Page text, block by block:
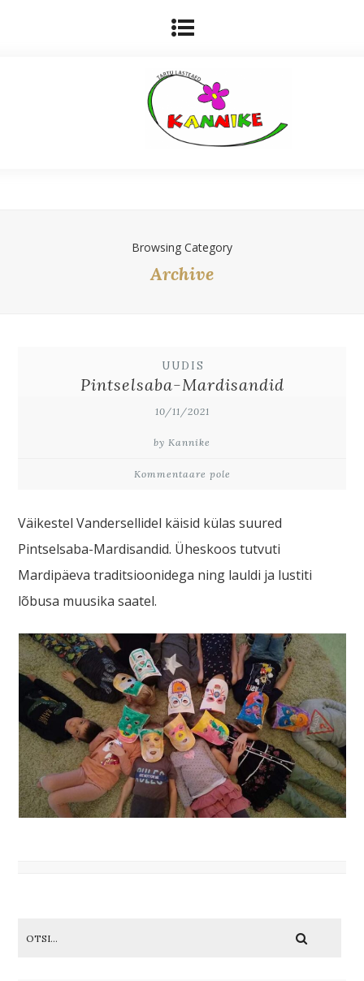
Browsing Category
Archive
UUDIS
Pintselsaba-Mardisandid
10/11/2021
by Kannike
Kommentaare pole
Väikestel Vandersellidel käisid külas suured
Pintselsaba-Mardisandid. Üheskoos tutvuti
Mardipäeva traditsioonidega ning lauldi ja lustiti
lõbusa muusika saatel.